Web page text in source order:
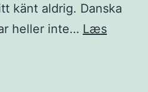
känt aldrig. Danska
heller inte… Læs